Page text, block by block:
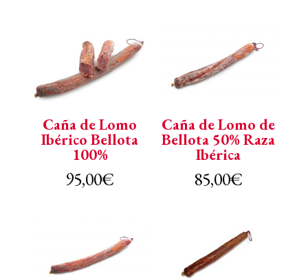
Caña de Lomo
Ibérico Bellota
100%
95,00€
Caña de Lomo de
Bellota 50% Raza
Ibérica
85,00€